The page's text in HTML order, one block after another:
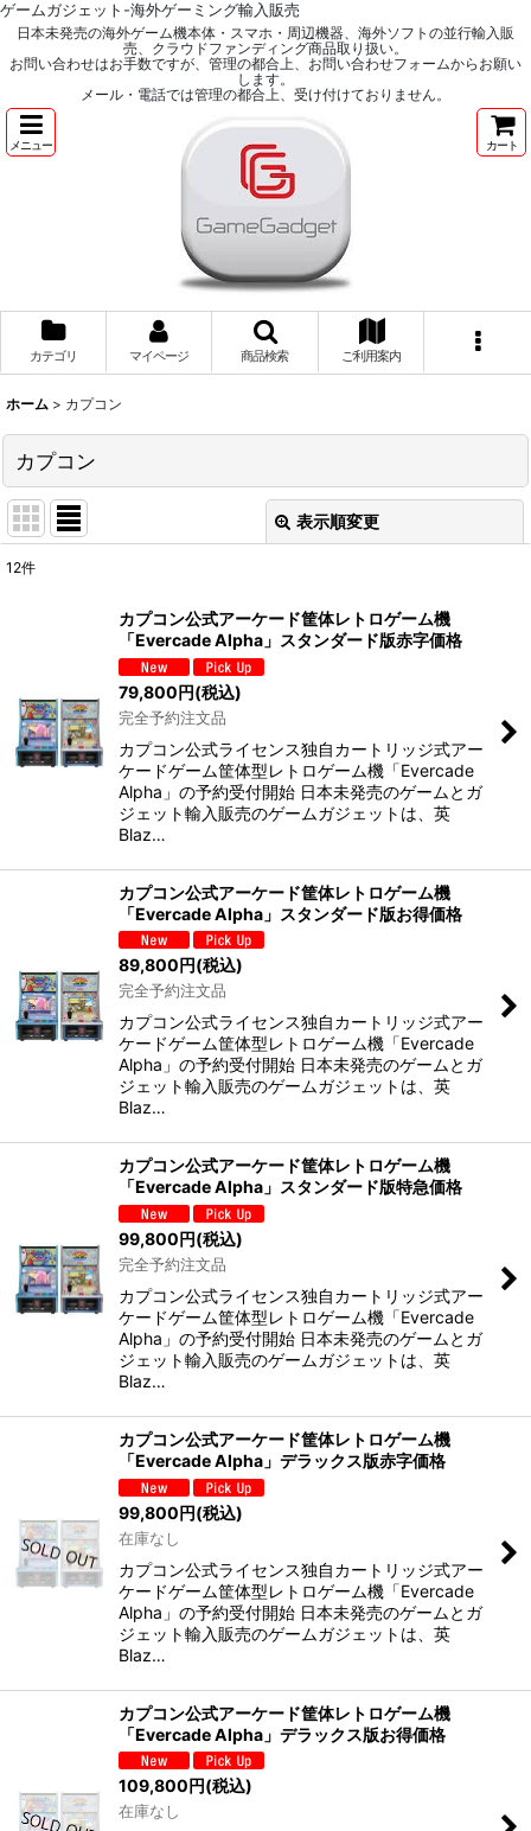
ゲームガジェット-海外ゲーミング輸入販売
日本未発売の海外ゲーム機本体・スマホ・周辺機器、海外ソフトの並行輸入販
売、クラウドファンディング商品取り扱い。
お問い合わせはお手数ですが、管理の都合上、お問い合わせフォームからお願い
します。
メール・電話では管理の都合上、受け付けておりません。
メニュー カート
カテゴリ マイページ 商品検索 ご利用案内
ホーム > カプコン
カプコン
表示順変更
12件
カプコン公式アーケード筐体レトロゲーム機
「Evercade Alpha」スタンダード版赤字価格
79,800円(税込)
完全予約注文品
カプコン公式ライセンス独自カートリッジ式アー
ケードゲーム筐体型レトロゲーム機「Evercade
Alpha」の予約受付開始 日本未発売のゲームとガ
ジェット輸入販売のゲームガジェットは、英
Blaz…
カプコン公式アーケード筐体レトロゲーム機
「Evercade Alpha」スタンダード版お得価格
89,800円(税込)
完全予約注文品
カプコン公式ライセンス独自カートリッジ式アー
ケードゲーム筐体型レトロゲーム機「Evercade
Alpha」の予約受付開始 日本未発売のゲームとガ
ジェット輸入販売のゲームガジェットは、英
Blaz…
カプコン公式アーケード筐体レトロゲーム機
「Evercade Alpha」スタンダード版特急価格
99,800円(税込)
完全予約注文品
カプコン公式ライセンス独自カートリッジ式アー
ケードゲーム筐体型レトロゲーム機「Evercade
Alpha」の予約受付開始 日本未発売のゲームとガ
ジェット輸入販売のゲームガジェットは、英
Blaz…
カプコン公式アーケード筐体レトロゲーム機
「Evercade Alpha」デラックス版赤字価格
99,800円(税込)
在庫なし
カプコン公式ライセンス独自カートリッジ式アー
ケードゲーム筐体型レトロゲーム機「Evercade
Alpha」の予約受付開始 日本未発売のゲームとガ
ジェット輸入販売のゲームガジェットは、英
Blaz…
カプコン公式アーケード筐体レトロゲーム機
「Evercade Alpha」デラックス版お得価格
109,800円(税込)
在庫なし